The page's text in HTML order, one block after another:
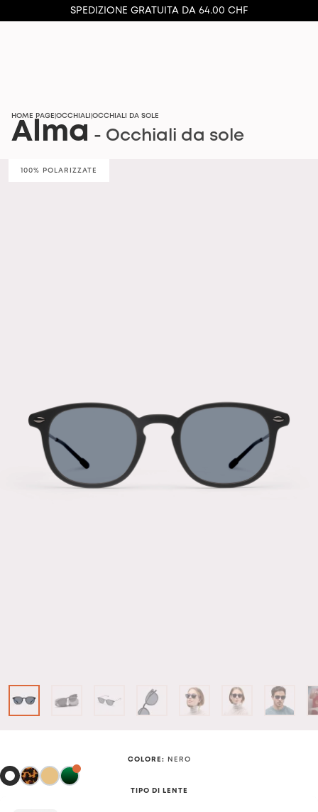
SPEDIZIONE GRATUITA DA 64.00 CHF
HOME PAGE OCCHIALI OCCHIALI DA SOLE
Alma - Occhiali da sole
100% POLARIZZATE
COLORE : NERO
TIPO DI LENTE